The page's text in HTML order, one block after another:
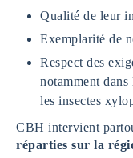
Qualité de leur
Exemplarité de
Respect des
notamment
les insectes
CBH intervient
réparties sur la